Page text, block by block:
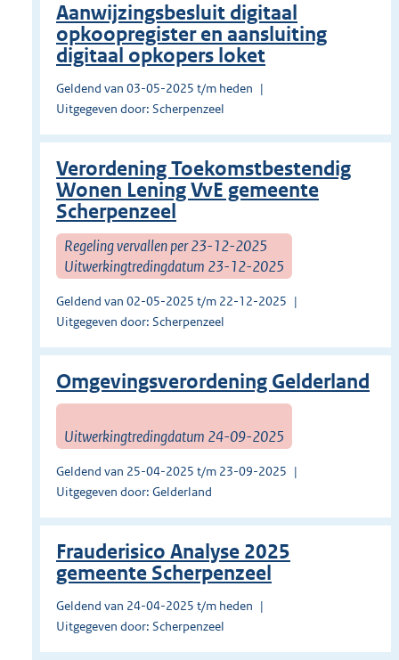
Aanwijzingsbesluit digitaal
opkoopregister en aansluiting
digitaal opkopers loket
Geldend van 03-05-2025 t/m heden
Uitgegeven door: Scherpenzeel
Verordening Toekomstbestendig
Wonen Lening VvE gemeente
Scherpenzeel
Regeling vervallen per 23-12-2025
Uitwerkingtredingdatum 23-12-2025
Geldend van 02-05-2025 t/m 22-12-2025
Uitgegeven door: Scherpenzeel
Omgevingsverordening Gelderland
Uitwerkingtredingdatum 24-09-2025
Geldend van 25-04-2025 t/m 23-09-2025
Uitgegeven door: Gelderland
Frauderisico Analyse 2025
gemeente Scherpenzeel
Geldend van 24-04-2025 t/m heden
Uitgegeven door: Scherpenzeel